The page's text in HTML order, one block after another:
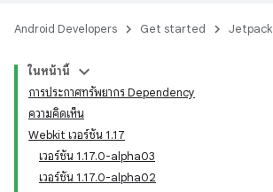
Android Developers Get started Jetpack
ในหน้านี้
การประกาศทรัพยากร Dependency
ความคิดเห็น
Webkit เวอร์ชัน 1.17
เวอร์ชัน 1.17.0-alpha03
เวอร์ชัน 1.17.0-alpha02